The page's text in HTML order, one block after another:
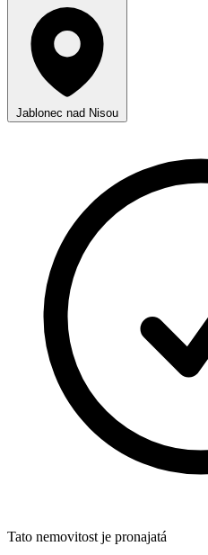
Jablonec nad Nisou
Tato nemovitost je pronajatá